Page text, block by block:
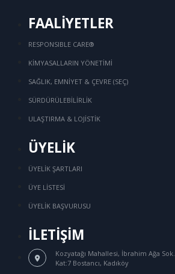
FAALİYETLER
RESPONSIBLE CARE®
KİMYASALLARIN YÖNETİMİ
SAĞLIK, EMNİYET & ÇEVRE (SEÇ)
SÜRDÜRÜLEBİLİRLİK
ULAŞTIRMA & LOJİSTİK
ÜYELİK
ÜYELİK ŞARTLARI
ÜYE LİSTESİ
ÜYELİK BAŞVURUSU
İLETİŞİM
Kozyatağı Mahallesi, İbrahim Ağa Sok.
Kat:7 Bostancı, Kadıköy